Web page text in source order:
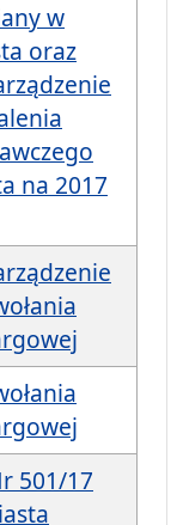
w
oraz
na 2017
501/17